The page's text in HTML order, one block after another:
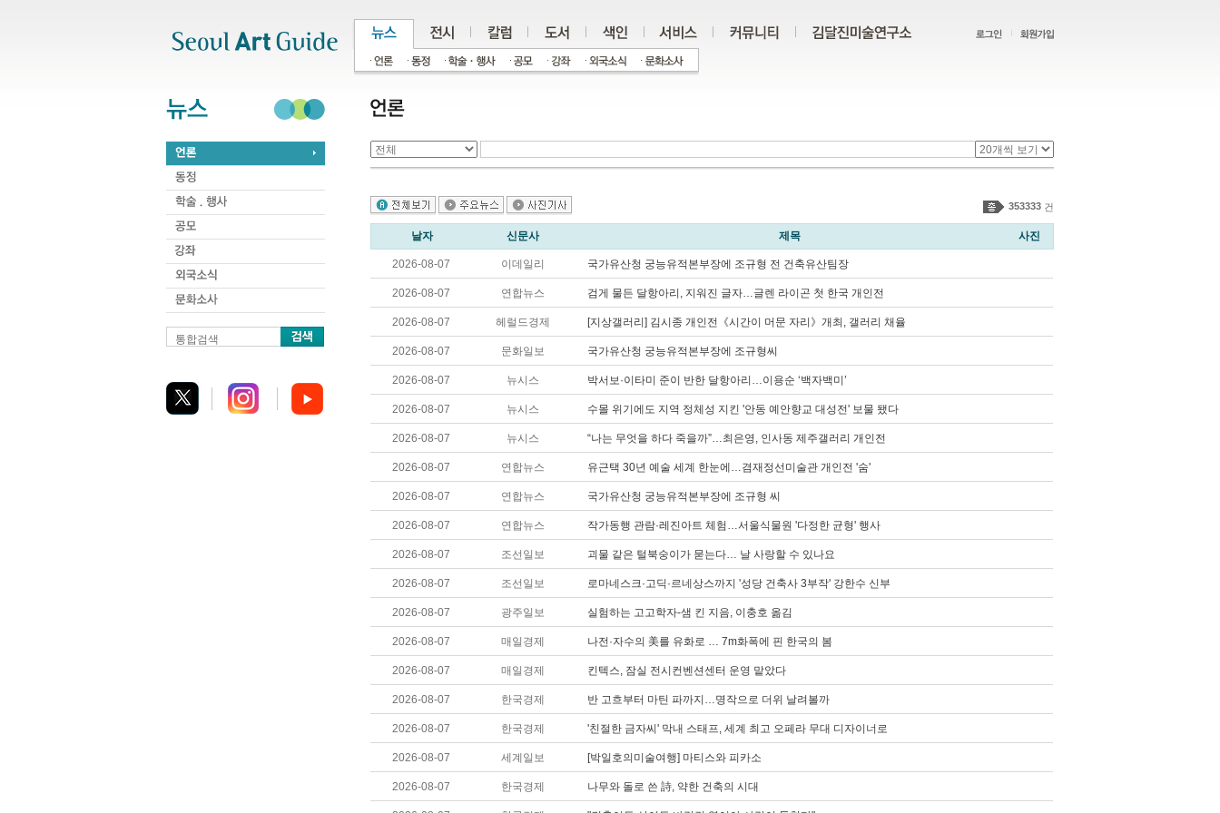
통합검색
353333 건
날자 신문사 제목 사진
2026-08-07 이데일리 국가유산청 궁능유적본부장에 조규형 전 건축유산팀장
2026-08-07 연합뉴스 검게 물든 달항아리, 지워진 글자…글렌 라이곤 첫 한국 개인전
2026-08-07 헤럴드경제 [지상갤러리] 김시종 개인전《시간이 머문 자리》개최, 갤러리 채율
2026-08-07 문화일보 국가유산청 궁능유적본부장에 조규형씨
2026-08-07 뉴시스 박서보·이타미 준이 반한 달항아리…이용순 ‘백자백미’
2026-08-07 뉴시스 수몰 위기에도 지역 정체성 지킨 '안동 예안향교 대성전' 보물 됐다
2026-08-07 뉴시스 “나는 무엇을 하다 죽을까”…최은영, 인사동 제주갤러리 개인전
2026-08-07 연합뉴스 유근택 30년 예술 세계 한눈에…겸재정선미술관 개인전 '숨'
2026-08-07 연합뉴스 국가유산청 궁능유적본부장에 조규형 씨
2026-08-07 연합뉴스 작가동행 관람·레진아트 체험…서울식물원 '다정한 균형' 행사
2026-08-07 조선일보 괴물 같은 털북숭이가 묻는다… 날 사랑할 수 있나요
2026-08-07 조선일보 로마네스크·고딕·르네상스까지 '성당 건축사 3부작' 강한수 신부
2026-08-07 광주일보 실험하는 고고학자-샘 킨 지음, 이충호 옮김
2026-08-07 매일경제 나전·자수의 美를 유화로 … 7m화폭에 핀 한국의 봄
2026-08-07 매일경제 킨텍스, 잠실 전시컨벤션센터 운영 맡았다
2026-08-07 한국경제 반 고흐부터 마틴 파까지…명작으로 더위 날려볼까
2026-08-07 한국경제 '친절한 금자씨' 막내 스태프, 세계 최고 오페라 무대 디자이너로
2026-08-07 세계일보 [박일호의미술여행] 마티스와 피카소
2026-08-07 한국경제 나무와 돌로 쓴 詩, 약한 건축의 시대